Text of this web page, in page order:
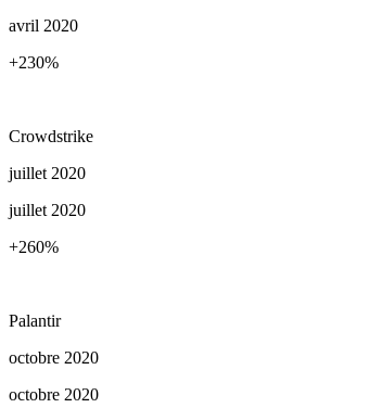
avril 2020
+230%
Crowdstrike
juillet 2020
juillet 2020
+260%
Palantir
octobre 2020
octobre 2020